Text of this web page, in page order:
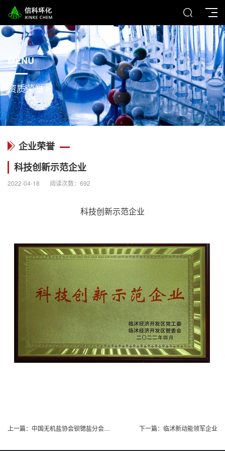
MENU
资质荣誉
企业荣誉
科技创新示范企业
2022-04-18 阅读次数： 692
科技创新示范企业
上一篇： 中国无机盐协会钡锶盐分会第二届理事会 副会长单位 下一篇： 临沭新动能领军企业